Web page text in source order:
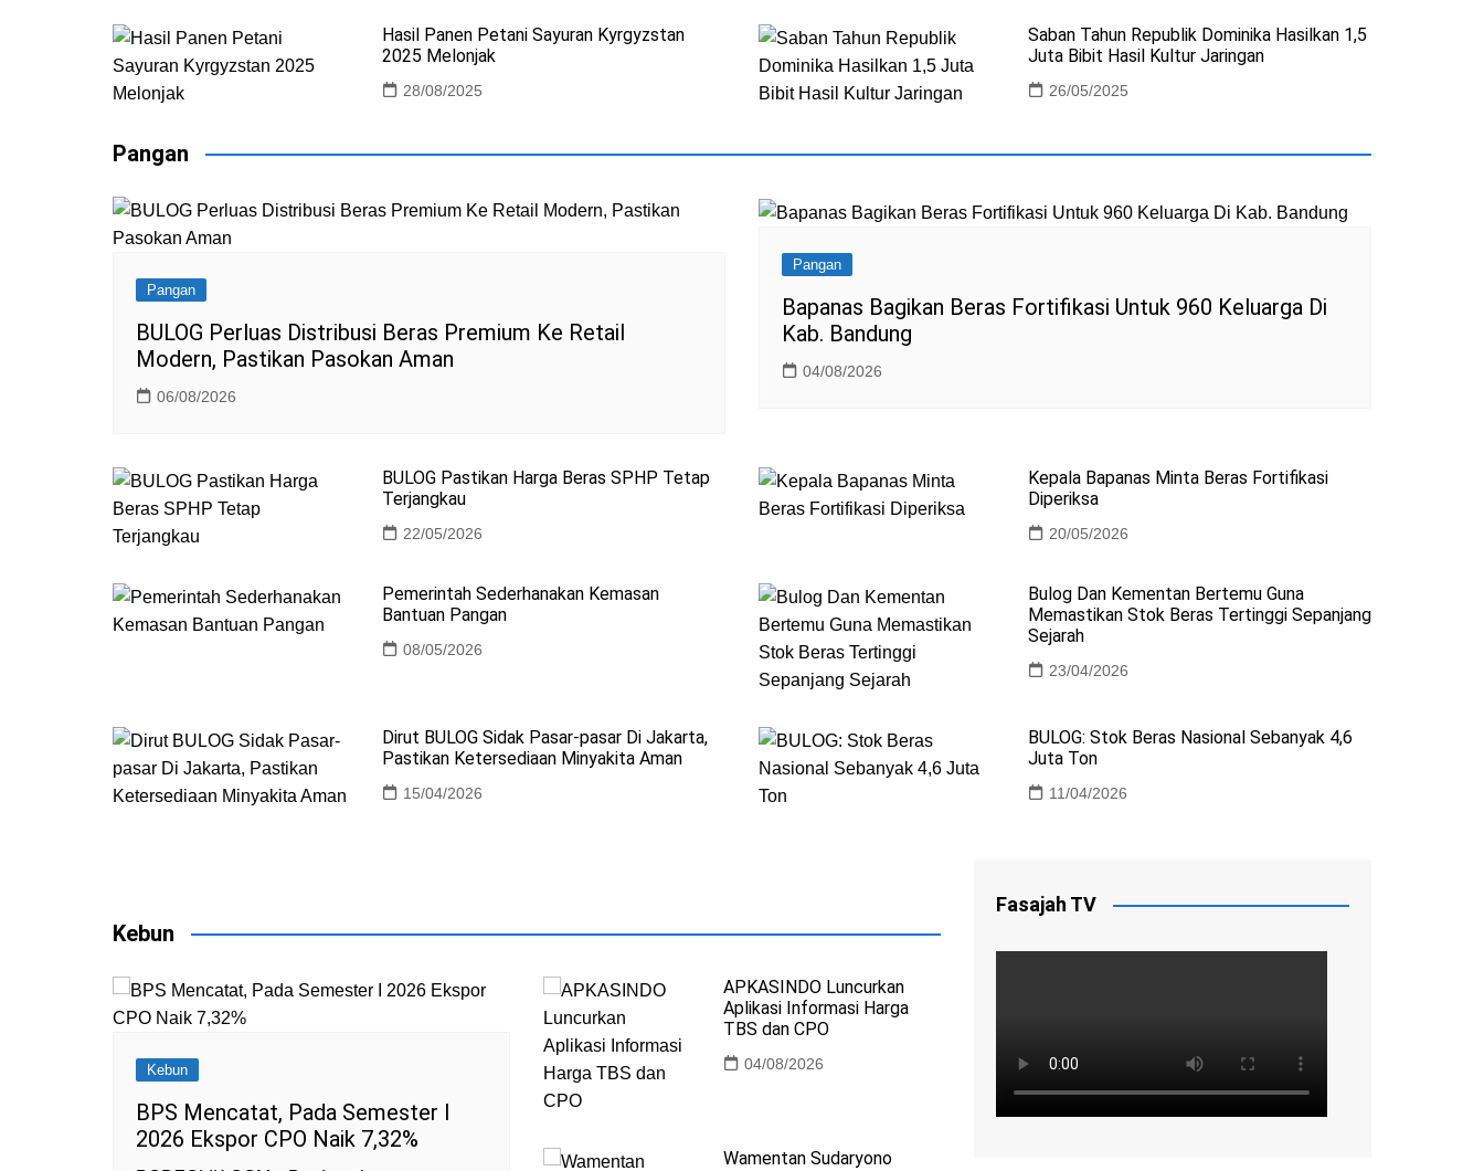
Hasil Panen Petani Sayuran Kyrgyzstan
2025 Melonjak
28/08/2025
Saban Tahun Republik Dominika Hasilkan 1,5
Juta Bibit Hasil Kultur Jaringan
26/05/2025
Pangan
Pangan
BULOG Perluas Distribusi Beras Premium Ke Retail
Modern, Pastikan Pasokan Aman
06/08/2026
Pangan
Bapanas Bagikan Beras Fortifikasi Untuk 960 Keluarga Di
Kab. Bandung
04/08/2026
BULOG Pastikan Harga Beras SPHP Tetap
Terjangkau
22/05/2026
Kepala Bapanas Minta Beras Fortifikasi
Diperiksa
20/05/2026
Pemerintah Sederhanakan Kemasan
Bantuan Pangan
08/05/2026
Bulog Dan Kementan Bertemu Guna
Memastikan Stok Beras Tertinggi Sepanjang
Sejarah
23/04/2026
Dirut BULOG Sidak Pasar-pasar Di Jakarta,
Pastikan Ketersediaan Minyakita Aman
15/04/2026
BULOG: Stok Beras Nasional Sebanyak 4,6
Juta Ton
11/04/2026
Kebun
Kebun
BPS Mencatat, Pada Semester I
2026 Ekspor CPO Naik 7,32%
APKASINDO Luncurkan
Aplikasi Informasi Harga
TBS dan CPO
04/08/2026
Wamentan Sudaryono
Fasajah TV